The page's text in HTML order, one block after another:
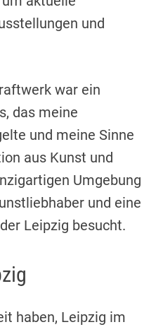
und
war ein
das meine
und meine Sinne
aus Kunst und
Umgebung
und eine
Leipzig besucht.
haben, Leipzig im